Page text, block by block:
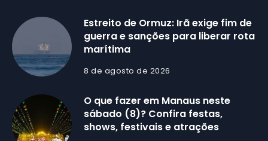
Estreito de Ormuz: Irã exige fim de
guerra e sanções para liberar rota
marítima
8 de agosto de 2026
O que fazer em Manaus neste
sábado (8)? Confira festas,
shows, festivais e atrações